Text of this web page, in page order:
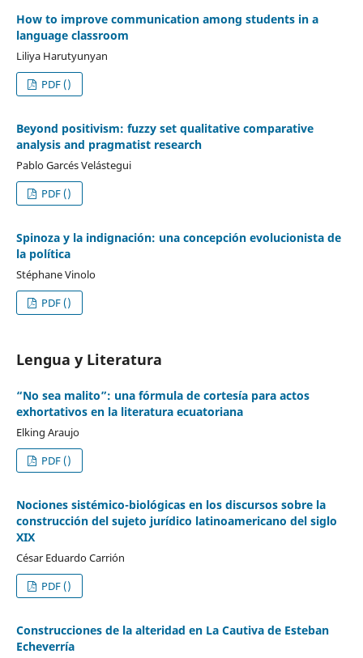
How to improve communication among students in a
language classroom
Liliya Harutyunyan
PDF ()
Beyond positivism: fuzzy set qualitative comparative
analysis and pragmatist research
Pablo Garcés Velástegui
PDF ()
Spinoza y la indignación: una concepción evolucionista de
la política
Stéphane Vinolo
PDF ()
Lengua y Literatura
“No sea malito”: una fórmula de cortesía para actos
exhortativos en la literatura ecuatoriana
Elking Araujo
PDF ()
Nociones sistémico-biológicas en los discursos sobre la
construcción del sujeto jurídico latinoamericano del siglo
XIX
César Eduardo Carrión
PDF ()
Construcciones de la alteridad en La Cautiva de Esteban
Echeverría